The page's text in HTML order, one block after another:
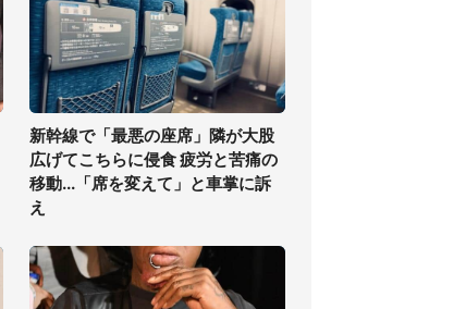
新幹線で「最悪の座席」隣が大股
広げてこちらに侵食 疲労と苦痛の
移動...「席を変えて」と車掌に訴
え